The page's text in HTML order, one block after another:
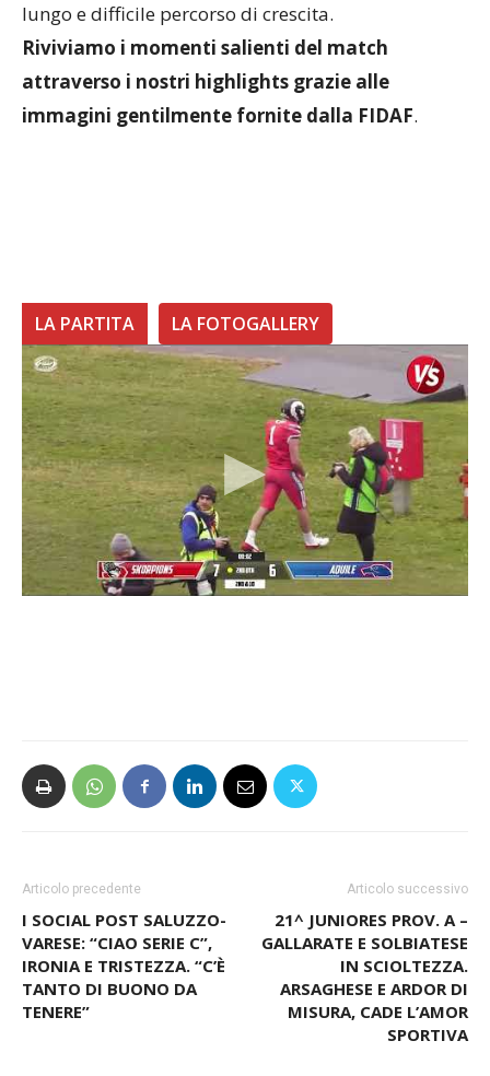
lungo e difficile percorso di crescita.
Riviviamo i momenti salienti del match
attraverso i nostri highlights grazie alle
immagini gentilmente fornite dalla FIDAF.
LA PARTITA LA FOTOGALLERY
I SOCIAL POST SALUZZO-
IRONIA E TRISTEZZA. “C’È
TANTO DI BUONO DA
TENERE”
21^ JUNIORES PROV. A –
IN SCIOLTEZZA.
ARSAGHESE E ARDOR DI
MISURA, CADE L’AMOR
SPORTIVA